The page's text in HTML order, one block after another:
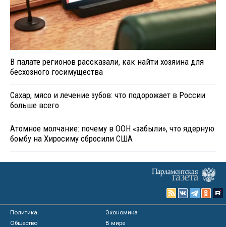
В палате регионов рассказали, как найти хозяина для
бесхозного госимущества
Сахар, мясо и лечение зубов: что подорожает в России
больше всего
Атомное молчание: почему в ООН «забыли», что ядерную
бомбу на Хиросиму сбросили США
Политика
Экономика
Общество
В мире